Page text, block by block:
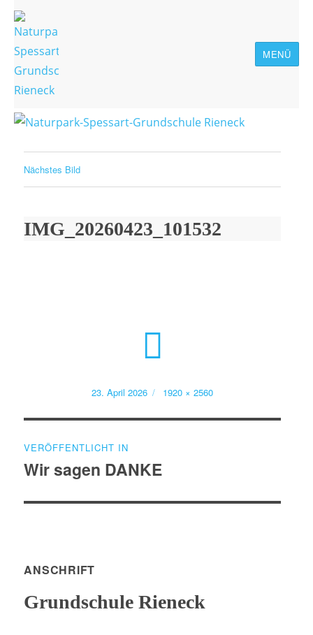
MENÜ
Nächstes Bild
IMG_20260423_101532
Veröffentlicht
23. April 2026
Volle
1920 × 2560
VERÖFFENTLICHT IN
Wir sagen DANKE
ANSCHRIFT
Grundschule Rieneck